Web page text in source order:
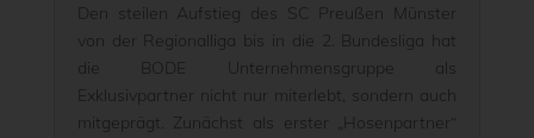
Den steilen Aufstieg des SC Preußen Münster
von der Regionalliga bis in die 2. Bundesliga hat
die BODE Unternehmensgruppe als
Exklusivpartner nicht nur miterlebt, sondern auch
mitgeprägt. Zunächst als erster „Hosenpartner“